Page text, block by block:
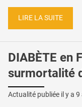
LIRE LA SUITE
DIABÈTE en
surmortalité
Actualité publiée il y a 9